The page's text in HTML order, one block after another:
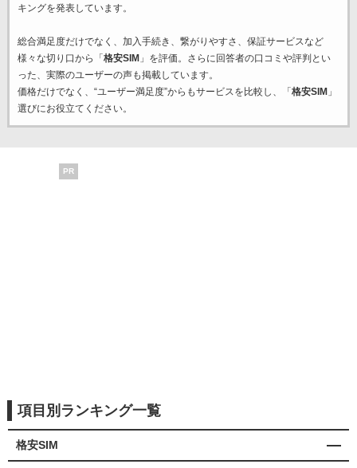
キングを発表しています。
総合満足度だけでなく、加入手続き、繋がりやすさ、保証サービスなど
様々な切り口から「 格安SIM 」を評価。さらに回答者の口コミや評判とい
った、実際のユーザーの声も掲載しています。
価格だけでなく、“ユーザー満足度”からもサービスを比較し、「 格安SIM 」
選びにお役立てください。
PR
項目別ランキング一覧
格安SIM